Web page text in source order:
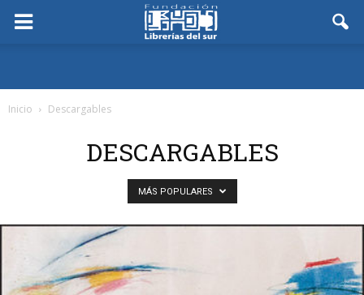
Inicio Descargables
DESCARGABLES
MÁS POPULARES